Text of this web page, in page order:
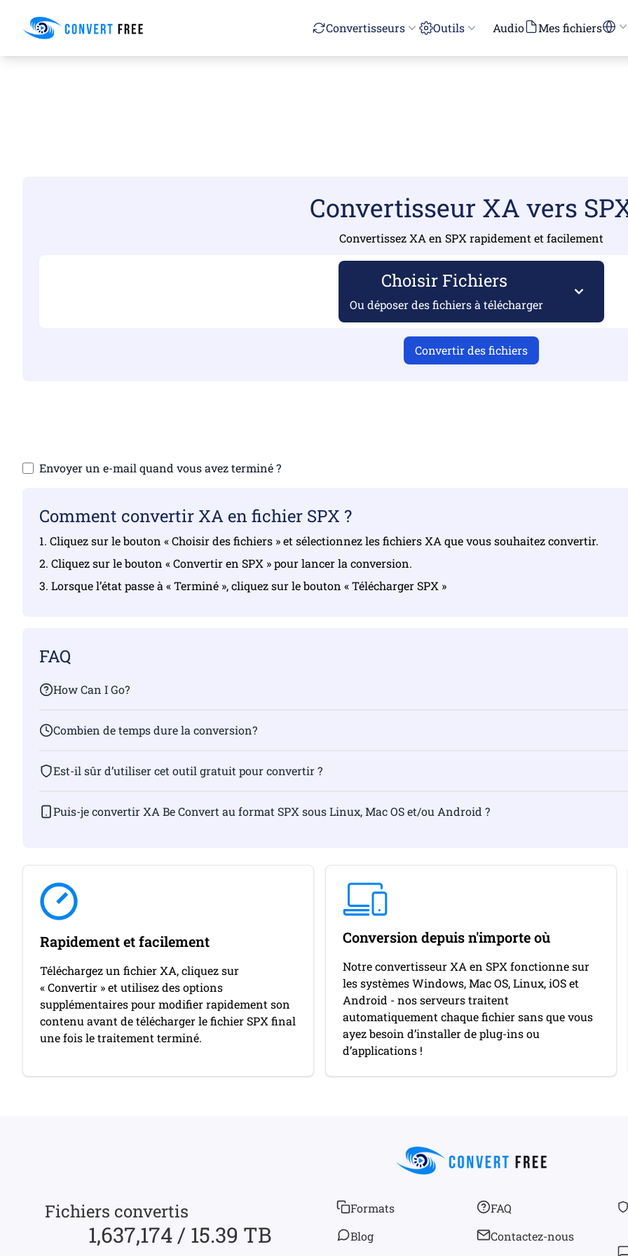
Convert Free Convertisseurs Outils Audio Mes fichiers
Convertisseur XA vers
Convertissez XA en SPX rapidement et facilement
Choisir Fichiers
Ou déposer des fichiers à télécharger
Convertir des fichiers
Envoyer un e-mail quand vous avez terminé ?
Comment convertir XA en fichier SPX ?
1. Cliquez sur le bouton « Choisir des fichiers » et sélectionnez les fichiers XA que vous souhaitez convertir.
2. Cliquez sur le bouton « Convertir en SPX » pour lancer la conversion.
3. Lorsque l’état passe à « Terminé », cliquez sur le bouton « Télécharger SPX »
FAQ
How Can I Go?
Combien de temps dure la conversion?
Est-il sûr d’utiliser cet outil gratuit pour convertir ?
Puis-je convertir XA Be Convert au format SPX sous Linux, Mac OS et/ou Android ?
Rapidement et facilement
Téléchargez un fichier XA, cliquez sur
« Convertir » et utilisez des options
supplémentaires pour modifier rapidement son
contenu avant de télécharger le fichier SPX final
une fois le traitement terminé.
Conversion depuis n'importe où
Notre convertisseur XA en SPX fonctionne sur
les systèmes Windows, Mac OS, Linux, iOS et
Android - nos serveurs traitent
automatiquement chaque fichier sans que vous
ayez besoin d’installer de plug-ins ou
d’applications !
Fichiers convertis
1,637,174 / 15.39 TB
Formats
Blog
FAQ
Contactez-nous